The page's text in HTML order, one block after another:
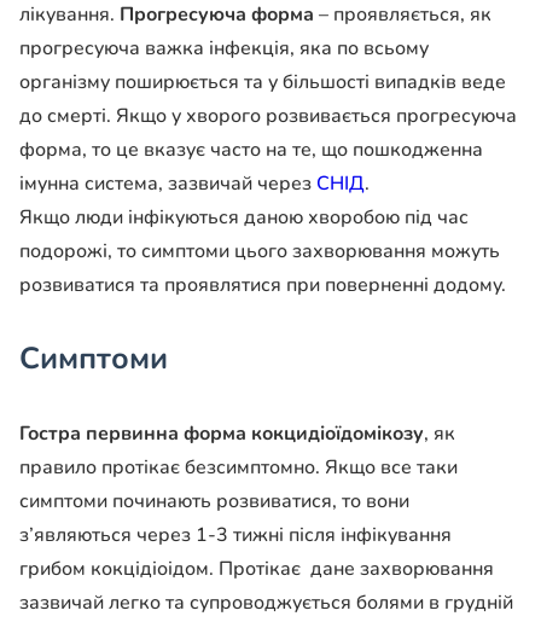
лікування. Прогресуюча форма – проявляється, як
прогресуюча важка інфекція, яка по всьому
організму поширюється та у більшості випадків веде
до смерті. Якщо у хворого розвивається прогресуюча
форма, то це вказує часто на те, що пошкодженна
імунна система, зазвичай через СНІД.
Якщо люди інфікуються даною хворобою під час
подорожі, то симптоми цього захворювання можуть
розвиватися та проявлятися при поверненні додому.
Симптоми
Гостра первинна форма кокцидіоїдомікозу, як
правило протікає безсимптомно. Якщо все таки
симптоми починають розвиватися, то вони
з’являються через 1-3 тижні після інфікування
грибом кокцідіоідом. Протікає дане захворювання
зазвичай легко та супроводжується болями в грудній